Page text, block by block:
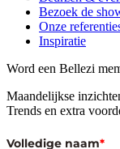
Bezoek de
Onze
Inspiratie
Word een Bellezi
Maandelijkse
Trends en extra
Volledige naam*